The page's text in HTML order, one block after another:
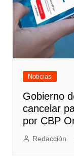
Noticias
Gobierno
cancelar
por CBP
Redacción